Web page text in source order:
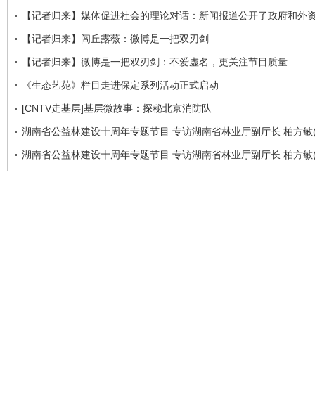
【记者归来】媒体促进社会的理论对话：新闻报道公开了政府和外
【记者归来】闾丘露薇：微博是一把双刃剑
【记者归来】微博是一把双刃剑：不爱虚名，更关注节目质量
《生态艺苑》栏目走进保定系列活动正式启动
[CNTV走基层]基层微故事：探秘北京消防队
湖南省公益林建设十周年专题节目 专访湖南省林业厅副厅长 柏方
湖南省公益林建设十周年专题节目 专访湖南省林业厅副厅长 柏方